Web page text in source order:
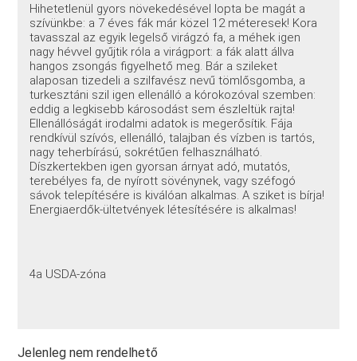
Hihetetlenül gyors növekedésével lopta be magát a
szívünkbe: a 7 éves fák már közel 12 méteresek! Kora
tavasszal az egyik legelső virágzó fa, a méhek igen
nagy hévvel gyűjtik róla a virágport: a fák alatt állva
hangos zsongás figyelhető meg. Bár a szileket
alaposan tizedeli a szilfavész nevű tömlősgomba, a
turkesztáni szil igen ellenálló a kórokozóval szemben:
eddig a legkisebb károsodást sem észleltük rajta!
Ellenállóságát irodalmi adatok is megerősítik. Fája
rendkívül szívós, ellenálló, talajban és vízben is tartós,
nagy teherbírású, sokrétűen felhasználható.
Díszkertekben igen gyorsan árnyat adó, mutatós,
terebélyes fa, de nyírott sövénynek, vagy széfogó
sávok telepítésére is kiválóan alkalmas. A sziket is bírja!
Energiaerdők-ültetvények létesítésére is alkalmas!
4a USDA-zóna
Jelenleg nem rendelhető